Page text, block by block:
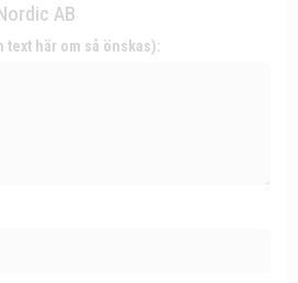
AB
här om så önskas):